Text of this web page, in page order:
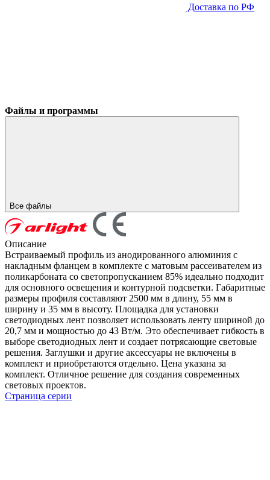
Доставка по РФ
Файлы и программы
Все файлы
Описание
Встраиваемый профиль из анодированного алюминия с
накладным фланцем в комплекте с матовым рассеивателем из
поликарбоната со светопропусканием 85% идеально подходит
для основного освещения и контурной подсветки. Габаритные
размеры профиля составляют 2500 мм в длину, 55 мм в
ширину и 35 мм в высоту. Площадка для установки
светодиодных лент позволяет использовать ленту шириной до
20,7 мм и мощностью до 43 Вт/м. Это обеспечивает гибкость в
выборе светодиодных лент и создает потрясающие световые
решения. Заглушки и другие аксессуары не включены в
комплект и приобретаются отдельно. Цена указана за
комплект. Отличное решение для создания современных
световых проектов.
Страница серии